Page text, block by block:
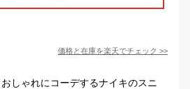
価格と在庫を楽天でチェック >>
しゃれにコーデするナイキのスニ